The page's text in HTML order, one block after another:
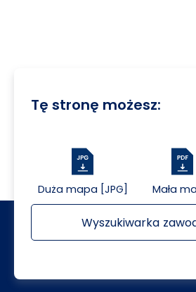
Tę stronę możesz:
Duża mapa [JPG] Mała
Wyszukiwarka